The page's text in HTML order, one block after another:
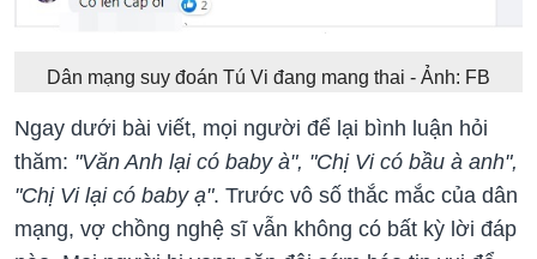
Dân mạng suy đoán Tú Vi đang mang thai - Ảnh: FB
Ngay dưới bài viết, mọi người để lại bình luận hỏi
thăm: "Văn Anh lại có baby à", "Chị Vi có bầu à anh",
"Chị Vi lại có baby ạ". Trước vô số thắc mắc của dân
mạng, vợ chồng nghệ sĩ vẫn không có bất kỳ lời đáp